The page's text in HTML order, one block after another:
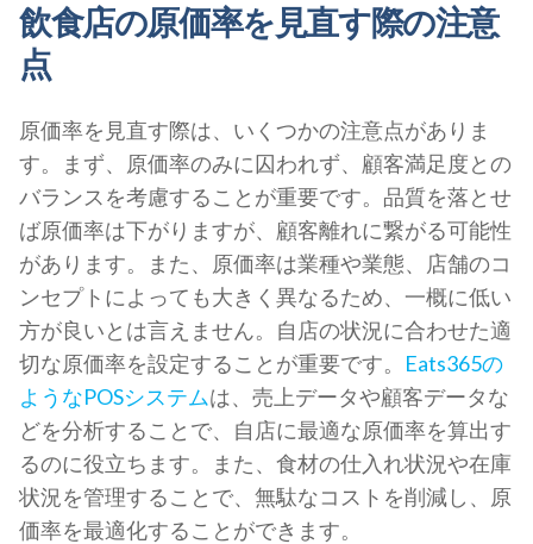
飲食店の原価率を見直す際の注意
点
原価率を見直す際は、いくつかの注意点がありま
す。まず、原価率のみに囚われず、顧客満足度との
バランスを考慮することが重要です。品質を落とせ
ば原価率は下がりますが、顧客離れに繋がる可能性
があります。また、原価率は業種や業態、店舗のコ
ンセプトによっても大きく異なるため、一概に低い
方が良いとは言えません。自店の状況に合わせた適
切な原価率を設定することが重要です。 Eats365の
ようなPOSシステムは、売上データや顧客データな
どを分析することで、自店に最適な原価率を算出す
るのに役立ちます。また、食材の仕入れ状況や在庫
状況を管理することで、無駄なコストを削減し、原
価率を最適化することができます。